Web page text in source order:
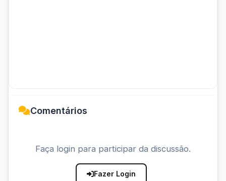
Comentários
Faça login para participar da discussão.
Fazer Login